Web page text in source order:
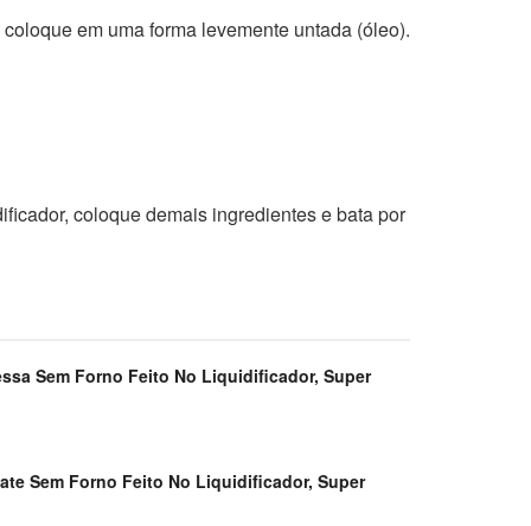
em uma forma levemente untada (óleo).
coloque demais ingredientes e bata por
Sem Forno Feito No Liquidificador, Super
Sem Forno Feito No Liquidificador, Super